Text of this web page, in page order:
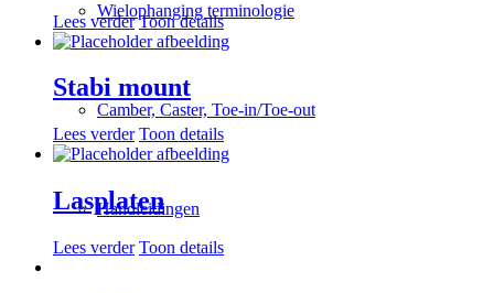
Wielophanging terminologie
Camber, Caster, Toe-in/Toe-out
Handleidingen
Lees verder Toon details
Stabi mount
Lees verder Toon details
Lasplaten
Lees verder Toon details